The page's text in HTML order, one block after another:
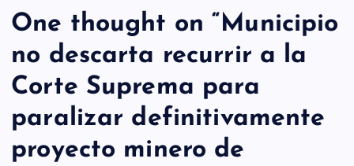
One thought on “Municipio
no descarta recurrir a la
Corte Suprema para
paralizar definitivamente
proyecto minero de